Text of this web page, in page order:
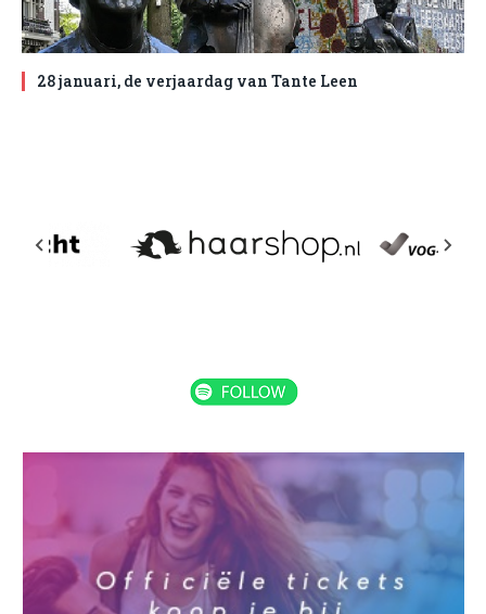
28 januari, de verjaardag van Tante Leen